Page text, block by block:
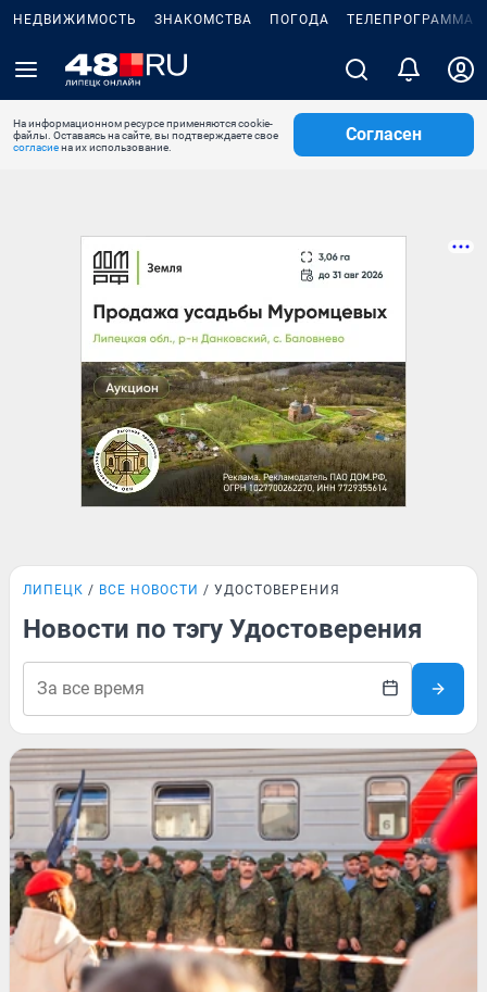
НЕДВИЖИМОСТЬ ЗНАКОМСТВА ПОГОДА ТЕЛЕПРОГРАММА
На информационном ресурсе применяются cookie-
файлы. Оставаясь на сайте, вы подтверждаете свое
согласиена их использование.
Согласен
ЛИПЕЦК ВСЕ НОВОСТИ УДОСТОВЕРЕНИЯ
Новости по тэгу Удостоверения